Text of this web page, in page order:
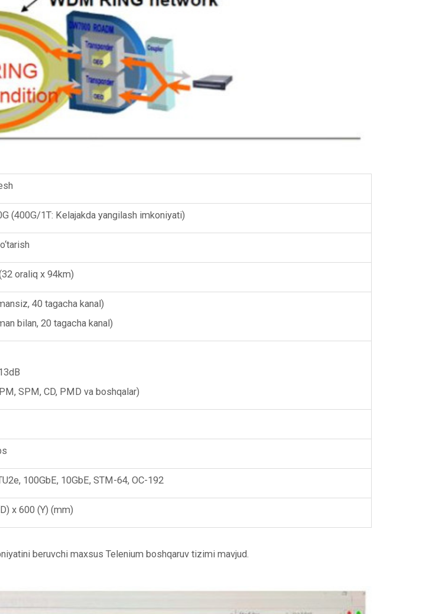
(400G/1T: Kelajakda yangilash imkoniyati)
oraliq x 94km)
40 tagacha kanal)
bilan, 20 tagacha kanal)
SPM, CD, PMD va boshqalar)
100GbE, 10GbE, STM-64, OC-192
x 600 (Y) (mm)
beruvchi maxsus Telenium boshqaruv tizimi mavjud.